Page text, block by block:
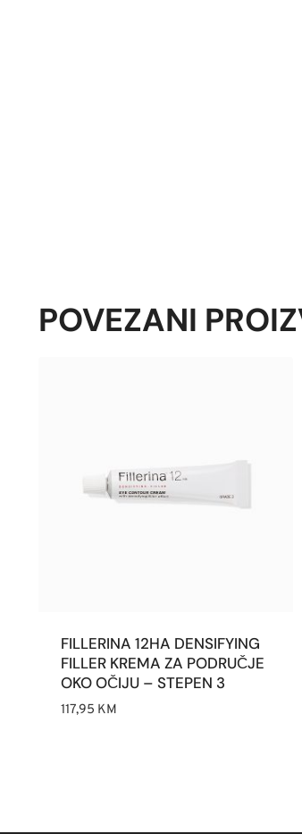
POVEZANI
FILLERINA 12HA DENSIFYING
FILLER KREMA ZA PODRUČJE
OKO OČIJU – STEPEN 3
117,95 KM